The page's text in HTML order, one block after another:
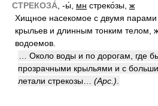
СТРЕКОЗА́ , -ы́, мн стреко́зы, ж
Хищное насекомое с двумя
крыльев и длинным тонким телом,
водоемов.
… Около воды и по дорогам, где
прозрачными крыльями и с
летали стрекозы… (Арс.)